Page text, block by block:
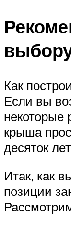
Как
Если вы
некоторые
крыша
десяток лет
Итак, как
позиции